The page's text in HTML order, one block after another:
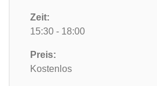
Zeit:
15:30 - 18:00
Preis:
Kostenlos